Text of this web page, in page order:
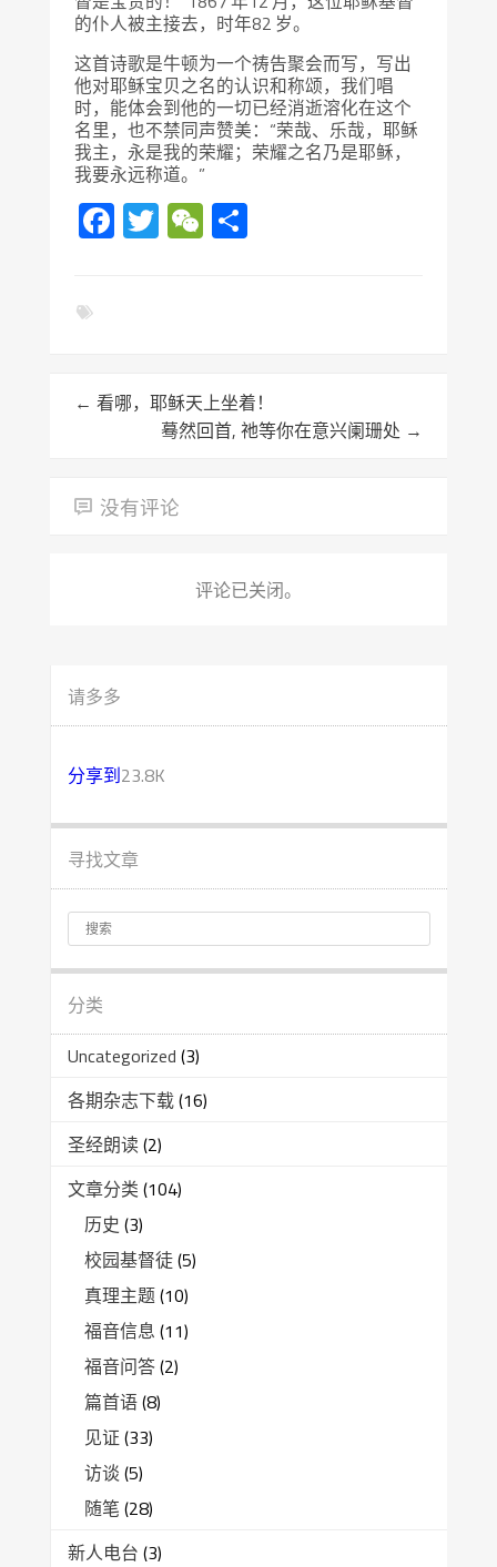
的仆人被主接去，时年82 岁。
这首诗歌是牛顿为一个祷告聚会而写，写出
他对耶稣宝贝之名的认识和称颂，我们唱
时，能体会到他的一切已经消逝溶化在这个
名里，也不禁同声赞美：“荣哉、乐哉，耶稣
我主，永是我的荣耀；荣耀之名乃是耶稣，
我要永远称道。”
Facebook
TwitterWeChat
← 看哪，耶稣天上坐着！
蓦然回首, 祂等你在意兴阑珊处 →
没有评论
评论已关闭。
请多多
分享到23.8K
寻找文章
分类
Uncategorized (3)
各期杂志下载(16)
圣经朗读(2)
文章分类 (104)
历史 (3)
校园基督徒(5)
真理主题(10)
福音信息 (11)
福音问答(2)
篇首语(8)
见证 (33)
访谈 (5)
随笔 (28)
新人电台 (3)